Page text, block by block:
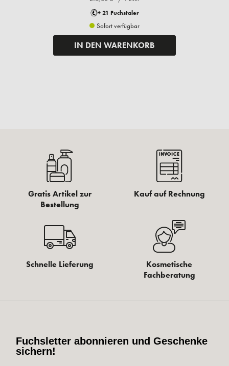
+ 21 Fuchstaler
Sofort verfügbar
IN DEN WARENKORB
Gratis Artikel zur
Bestellung
Kauf auf Rechnung
Schnelle Lieferung
Kosmetische
Fachberatung
Fuchsletter abonnieren und Geschenke
sichern!